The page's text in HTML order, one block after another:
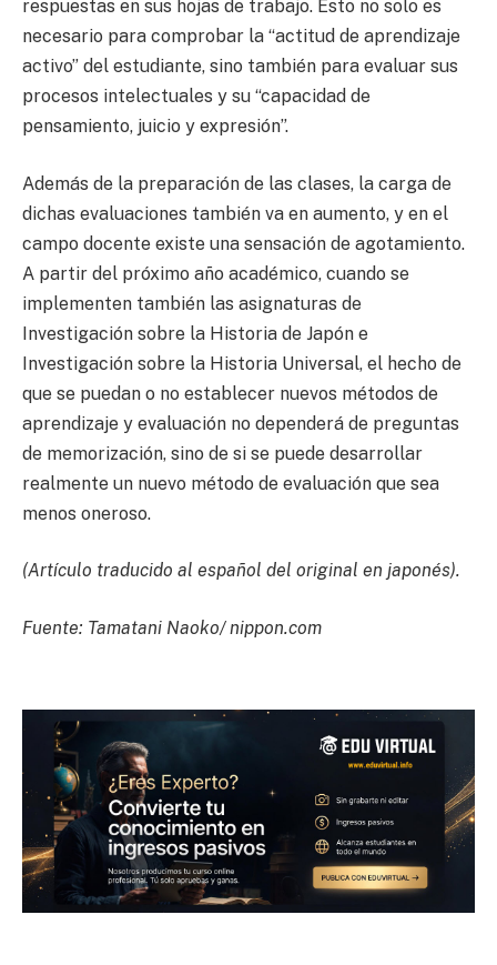
respuestas en sus hojas de trabajo. Esto no solo es
necesario para comprobar la “actitud de aprendizaje
activo” del estudiante, sino también para evaluar sus
procesos intelectuales y su “capacidad de
pensamiento, juicio y expresión”.
Además de la preparación de las clases, la carga de
dichas evaluaciones también va en aumento, y en el
campo docente existe una sensación de agotamiento.
A partir del próximo año académico, cuando se
implementen también las asignaturas de
Investigación sobre la Historia de Japón e
Investigación sobre la Historia Universal, el hecho de
que se puedan o no establecer nuevos métodos de
aprendizaje y evaluación no dependerá de preguntas
de memorización, sino de si se puede desarrollar
realmente un nuevo método de evaluación que sea
menos oneroso.
(Artículo traducido al español del original en japonés).
Fuente: Tamatani Naoko/ nippon.com